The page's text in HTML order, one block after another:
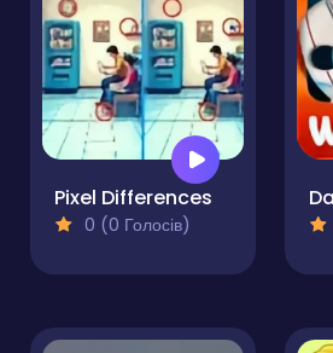
Pixel Differences
0 (0 Голосів)